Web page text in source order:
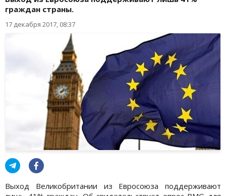
граждан страны.
17 декабря 2017, 08:37
Выход Великобритании из Евросоюза поддерживают